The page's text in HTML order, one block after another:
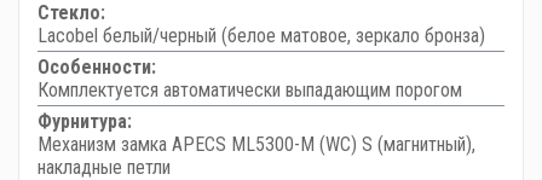
Стекло:
Lacobel белый/черный (белое матовое, зеркало бронза)
Особенности:
Комплектуется автоматически выпадающим порогом
Фурнитура:
Механизм замка APECS ML5300-M (WC) S (магнитный),
накладные петли